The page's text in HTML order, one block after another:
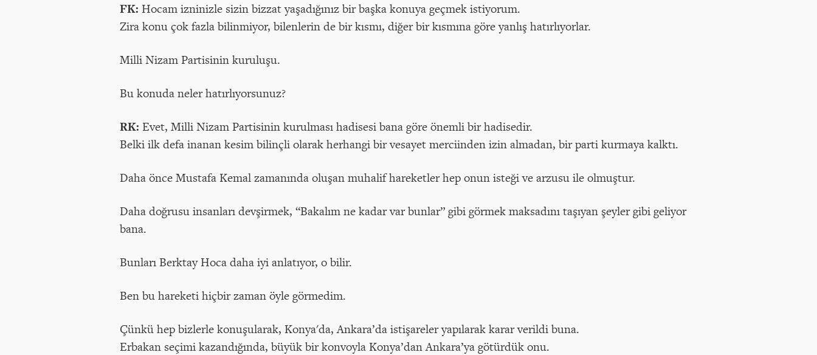
FK: Hocam izninizle sizin bizzat yaşadığınız bir başka konuya geçmek istiyorum.
Zira konu çok fazla bilinmiyor, bilenlerin de bir kısmı, diğer bir kısmına göre yanlış hatırlıyorlar.
Milli Nizam Partisinin kuruluşu.
Bu konuda neler hatırlıyorsunuz?
RK: Evet, Milli Nizam Partisinin kurulması hadisesi bana göre önemli bir hadisedir.
Belki ilk defa inanan kesim bilinçli olarak herhangi bir vesayet merciinden izin almadan, bir parti kurmaya kalktı.
Daha önce Mustafa Kemal zamanında oluşan muhalif hareketler hep onun isteği ve arzusu ile olmuştur.
Daha doğrusu insanları devşirmek, “Bakalım ne kadar var bunlar” gibi görmek maksadını taşıyan şeyler gibi geliyor
bana.
Bunları Berktay Hoca daha iyi anlatıyor, o bilir.
Ben bu hareketi hiçbir zaman öyle görmedim.
Çünkü hep bizlerle konuşularak, Konya'da, Ankara’da istişareler yapılarak karar verildi buna.
Erbakan seçimi kazandığında, büyük bir konvoyla Konya’dan Ankara’ya götürdük onu.